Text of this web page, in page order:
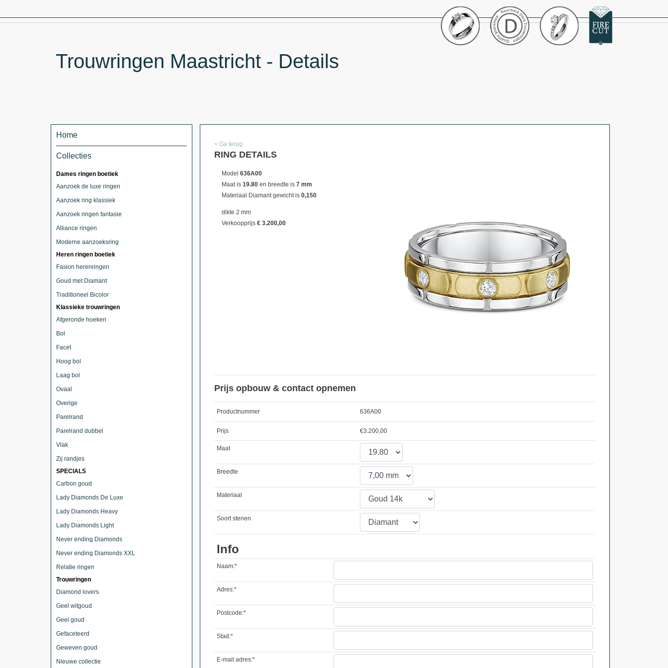
Trouwringen Maastricht - Details
< Ga terug
RING DETAILS
Model 636A00
Maat is 19.80 en breedte is 7 mm
Materiaal Diamant gewicht is 0,150
dikte 2 mm
Verkoopprijs € 3.200,00
Prijs opbouw & contact opnemen
Productnummer 636A00
Prijs €3.200,00
Maat
Breedte
Materiaal
Soort stenen
Info
Naam:*
Adres:*
Postcode:*
Stad:*
E-mail adres:*
Home
Collecties
Dames ringen boetiek
Aanzoek de luxe ringen
Aanzoek ring klassiek
Aanzoek ringen fantasie
Alliance ringen
Moderne aanzoeksring
Heren ringen boetiek
Fasion herenringen
Goud met Diamant
Traditioneel Bicolor
Klassieke trouwringen
Afgeronde hoeken
Bol
Facet
Hoog bol
Laag bol
Ovaal
Overige
Parelrand
Parelrand dubbel
Vlak
Zij randjes
SPECIALS
Carbon goud
Lady Diamonds De Luxe
Lady Diamonds Heavy
Lady Diamonds Light
Never ending Diamonds
Never ending Diamonds XXL
Relatie ringen
Trouwringen
Diamond lovers
Geel witgoud
Geel goud
Gefaceteerd
Geweven goud
Nieuwe collectie